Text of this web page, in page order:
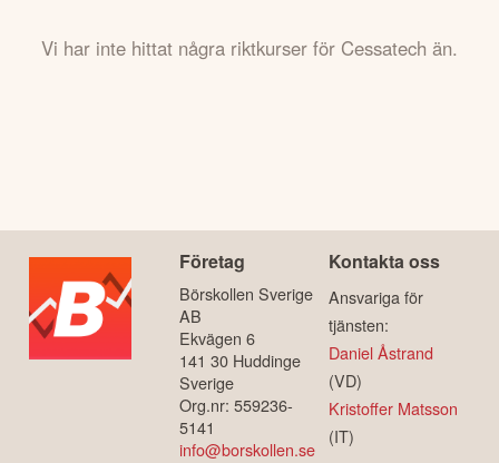
Vi har inte hittat några riktkurser för Cessatech än.
Företag
Börskollen Sverige
AB
Ekvägen 6
141 30 Huddinge
Sverige
Org.nr: 559236-
5141
info@borskollen.se
Kontakta oss
Ansvariga för
tjänsten:
Daniel Åstrand
(VD)
Kristoffer Matsson
(IT)